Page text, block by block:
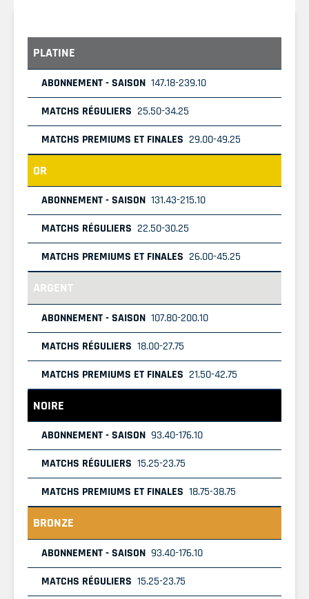
PLATINE
147.18-239.10
25.50-34.25
29.00-49.25
OR
131.43-215.10
22.50-30.25
26.00-45.25
ARGENT
107.80-200.10
18.00-27.75
21.50-42.75
NOIRE
93.40-176.10
15.25-23.75
18.75-38.75
BRONZE
93.40-176.10
15.25-23.75